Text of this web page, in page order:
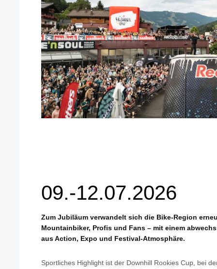
09.-12.07.2026
Zum Jubiläum verwandelt sich die Bike-Region
Mountainbiker, Profis und Fans – mit einem
aus Action, Expo und Festival-Atmosphäre.
Sportliches Highlight ist der Downhill Rookies Cup, bei